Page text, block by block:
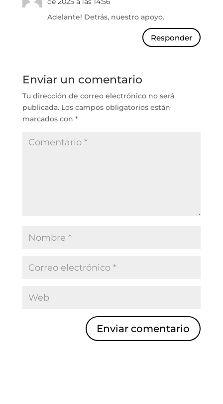
Adelante! Detrás, nuestro apoyo.
Responder
Enviar un comentario
Tu dirección de correo electrónico no será
publicada. Los campos obligatorios están
marcados con *
Enviar comentario